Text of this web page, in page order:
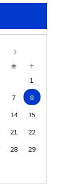
金 土
1
7
8
14
15
21
22
28
29